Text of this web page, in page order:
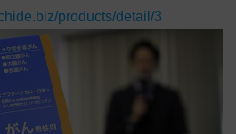
products/detail/3